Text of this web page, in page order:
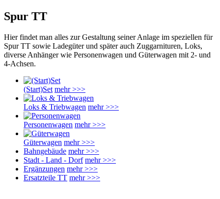
Spur TT
Hier findet man alles zur Gestaltung seiner Anlage im speziellen für
Spur TT sowie Ladegüter und später auch Zuggarnituren, Loks,
diverse Anhänger wie Personenwagen und Güterwagen mit 2- und
4-Achsen.
(Start)Set mehr >>>
Loks & Triebwagen mehr >>>
Personenwagen mehr >>>
Güterwagen mehr >>>
Bahngebäude mehr >>>
Stadt - Land - Dorf mehr >>>
Ergänzungen mehr >>>
Ersatzteile TT mehr >>>